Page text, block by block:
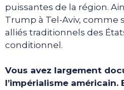
puissantes de la région.
Trump à Tel-Aviv, comme
alliés traditionnels des
conditionnel.
Vous avez largement
l’impérialisme américain.